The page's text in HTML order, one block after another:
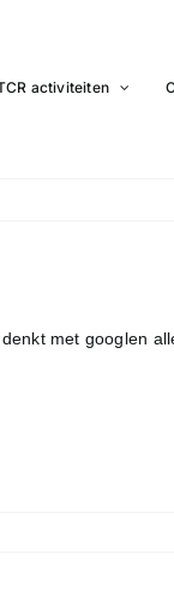
activiteiten
met googlen